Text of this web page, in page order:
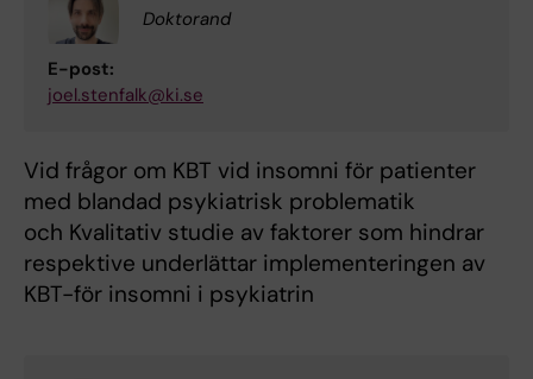
Doktorand
E-post:
joel.stenfalk@ki.se
Vid frågor om KBT vid insomni för patienter
med blandad psykiatrisk problematik
och Kvalitativ studie av faktorer som hindrar
respektive underlättar implementeringen av
KBT-för insomni i psykiatrin